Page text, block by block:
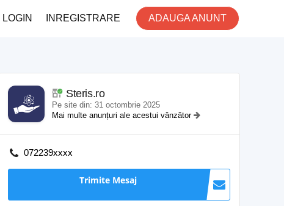
ADAUGA ANUNT
INREGISTRARE
LOGIN
Steris.ro
Pe site din: 31 octombrie 2025
Mai multe anunțuri ale acestui vânzător
072239xxxx
Trimite Mesaj